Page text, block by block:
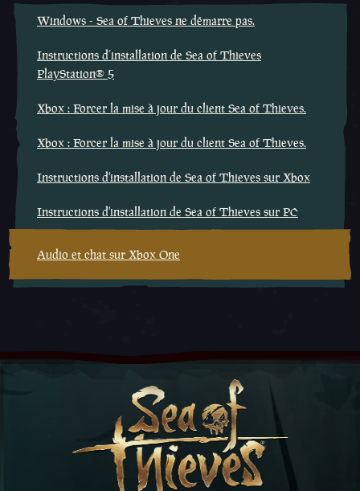
Windows - Sea of Thieves ne démarre pas.
Instructions d’installation de Sea of Thieves
PlayStation® 5
Xbox : Forcer la mise à jour du client Sea of Thieves.
Xbox : Forcer la mise à jour du client Sea of Thieves.
Instructions d'installation de Sea of Thieves sur Xbox
Instructions d'installation de Sea of Thieves sur PC
Audio et chat sur Xbox One